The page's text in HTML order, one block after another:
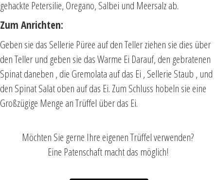
gehackte Petersilie, Oregano, Salbei und Meersalz ab.
Zum Anrichten:
Geben sie das Sellerie Püree auf den Teller ziehen sie dies über
den Teller und geben sie das Warme Ei Darauf, den gebratenen
Spinat daneben , die Gremolata auf das Ei , Sellerie Staub , und
den Spinat Salat oben auf das Ei. Zum Schluss hobeln sie eine
Großzügige Menge an Trüffel über das Ei.
Möchten Sie gerne Ihre eigenen Trüffel verwenden?
Eine Patenschaft macht das möglich!